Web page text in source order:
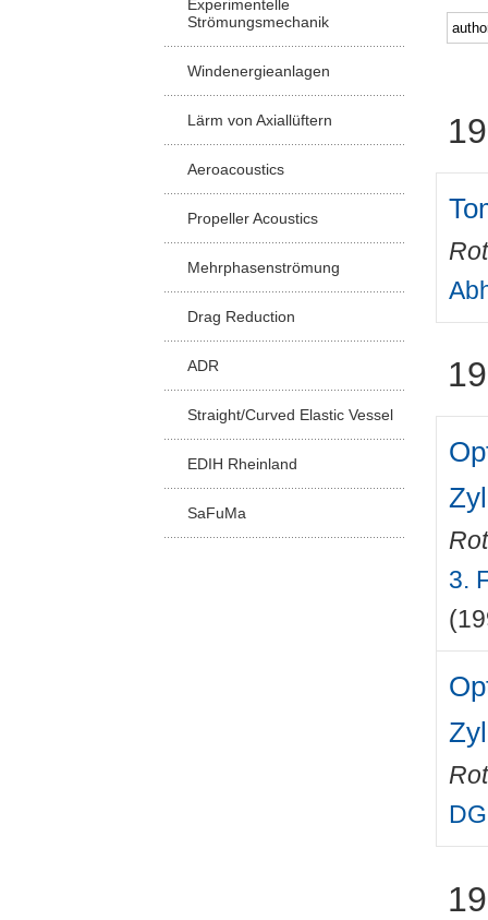
Experimentelle
Strömungsmechanik
Windenergieanlagen
Lärm von Axiallüftern
Aeroacoustics
Propeller Acoustics
Mehrphasenströmung
Drag Reduction
ADR
Straight/Curved Elastic Vessel
EDIH Rheinland
SaFuMa
3.